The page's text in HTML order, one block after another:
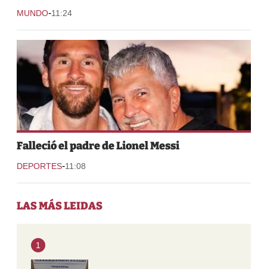
MUNDO-11:24
Falleció el padre de Lionel Messi
DEPORTES-11:08
LAS MÁS LEIDAS
1